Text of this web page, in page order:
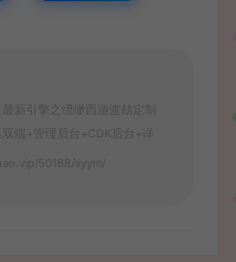
新引擎之缥缈西游渡劫定制
端+管理后台+CDK后台+详
50188/syym/